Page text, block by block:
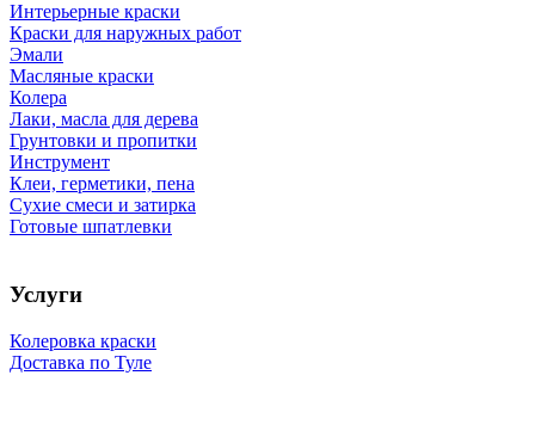
Интерьерные краски
Краски для наружных работ
Эмали
Масляные краски
Колера
Лаки, масла для дерева
Грунтовки и пропитки
Инструмент
Клеи, герметики, пена
Сухие смеси и затирка
Готовые шпатлевки
Услуги
Колеровка краски
Доставка по Туле